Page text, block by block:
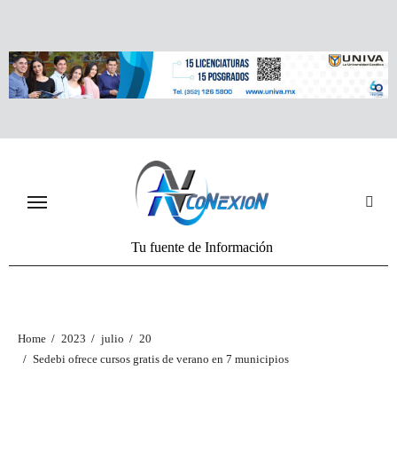
Tu fuente de Información
Home 2023 julio
20
Sedebi ofrece cursos gratis de verano en 7 municipios